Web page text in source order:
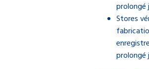
prolongé
Stores
prolongé